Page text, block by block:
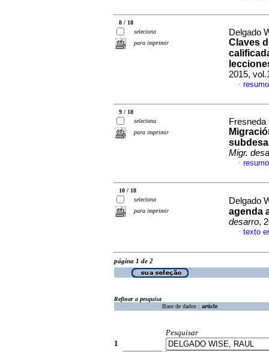
8 / 18
seleciona
para imprimir
Delgado
Claves
2015,
·
9 / 18
seleciona
para imprimir
Migr.
·
10 / 18
seleciona
para imprimir
Delgado
agenda
desarro,
· texto
página 1 de 2
Refinar a pesquisa
Base de dados : article
Pesquisar
1